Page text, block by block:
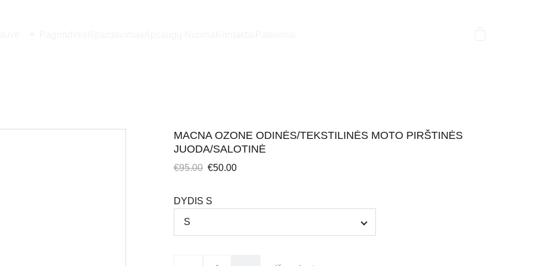
MACNA OZONE ODINĖS/TEKSTILINĖS MOTO PIRŠTINĖS
JUODA/SALOTINĖ
€95.00 €50.00
DYDIS S